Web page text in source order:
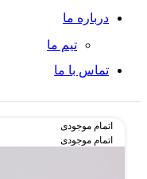
درباره ما
تیم ما
تماس با ما
اتمام موجودی
اتمام موجودی